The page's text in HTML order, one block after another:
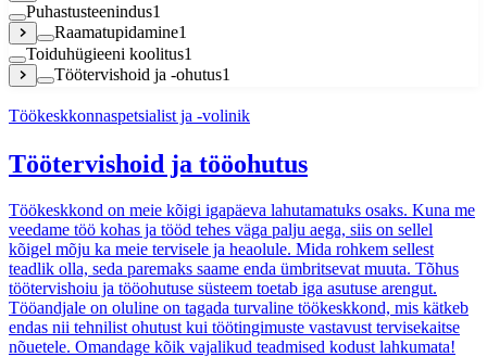
Puhastusteenindus1
Raamatupidamine1
Toiduhügieeni koolitus1
Töötervishoid ja -ohutus1
Töökeskkonnaspetsialist ja -volinik
Töötervishoid ja tööohutus
Töökeskkond on meie kõigi igapäeva lahutamatuks osaks. Kuna me
veedame töö kohas ja tööd tehes väga palju aega, siis on sellel
kõigel mõju ka meie tervisele ja heaolule. Mida rohkem sellest
teadlik olla, seda paremaks saame enda ümbritsevat muuta. Tõhus
töötervishoiu ja tööohutuse süsteem toetab iga asutuse arengut.
Tööandjale on oluline on tagada turvaline töökeskkond, mis kätkeb
endas nii tehnilist ohutust kui töötingimuste vastavust tervisekaitse
nõuetele. Omandage kõik vajalikud teadmised kodust lahkumata!